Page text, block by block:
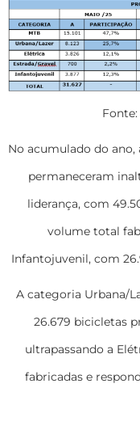
No acumulado do ano,
permaneceram
liderança, com
volume total
Infantojuvenil, com
A categoria Urbana/
26.679 bicicletas
ultrapassando a
fabricadas e